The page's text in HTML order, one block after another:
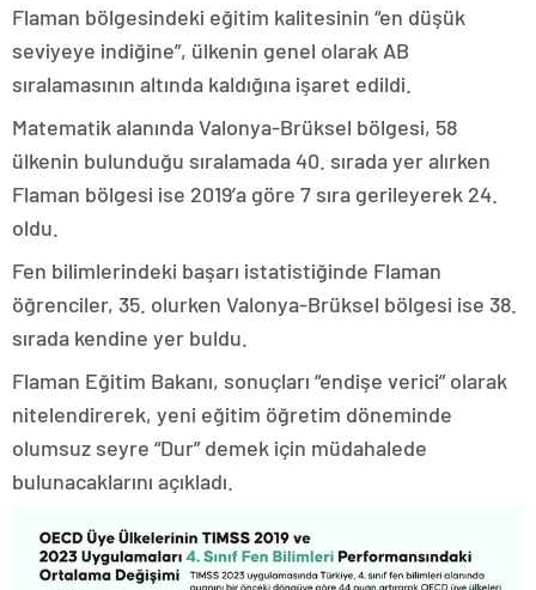
Flaman bölgesindeki eğitim kalitesinin “en düşük
seviyeye indiğine”, ülkenin genel olarak AB
sıralamasının altında kaldığına işaret edildi.
Matematik alanında Valonya-Brüksel bölgesi, 58
ülkenin bulunduğu sıralamada 40. sırada yer alırken
Flaman bölgesi ise 2019’a göre 7 sıra gerileyerek 24.
oldu.
Fen bilimlerindeki başarı istatistiğinde Flaman
öğrenciler, 35. olurken Valonya-Brüksel bölgesi ise 38.
sırada kendine yer buldu.
Flaman Eğitim Bakanı, sonuçları “endişe verici” olarak
nitelendirerek, yeni eğitim öğretim döneminde
olumsuz seyre “Dur” demek için müdahalede
bulunacaklarını açıkladı.